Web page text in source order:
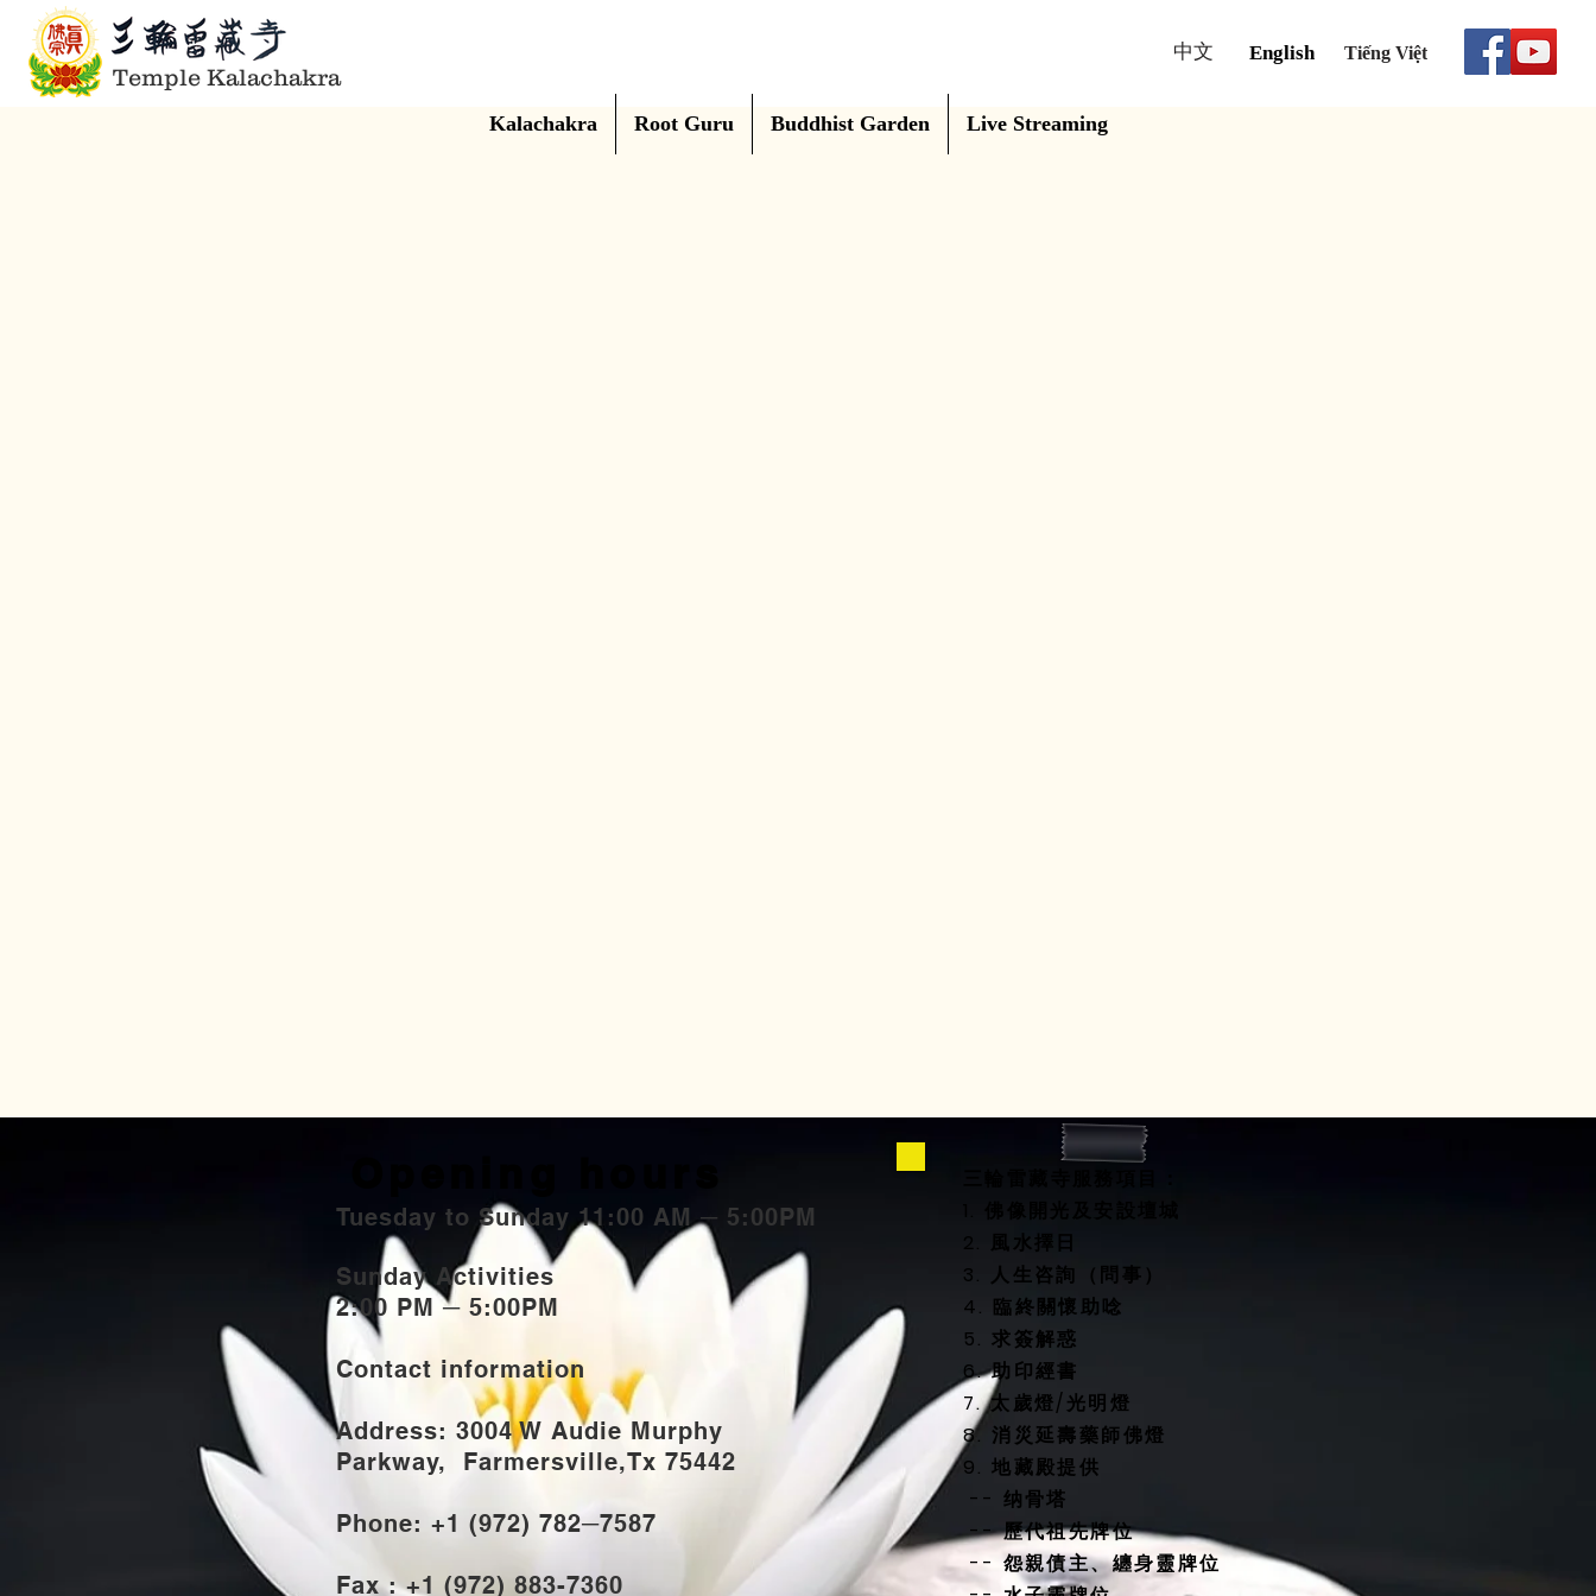
Temple Kalachakra
中文 English Tiếng Việt
Kalachakra Root Guru Buddhist Garden Live Streaming
Tuesday to Sunday 11:00 AM ─ 5:00PM
Sunday Activities
2:00 PM ─ 5:00PM
Contact information
Address: 3004 W Audie Murphy
Parkway, Farmersville,Tx 75442
Phone: +1 (972) 782─7587
Fax : +1 (972) 883-7360
2. 風水擇日
3. 人生咨詢（問事）
4. 臨終關懷助唸
5. 求簽解惑
6. 助印經書
7. 太歲燈/光明燈
8. 消災延壽藥師佛燈
9. 地藏殿提供
-- 纳骨塔
-- 歷代祖先牌位
-- 怨親債主、纏身靈牌位